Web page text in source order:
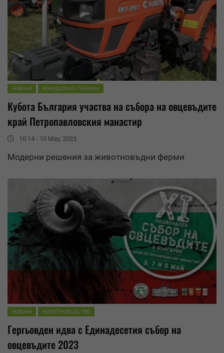
НОВИНИ ЗЕМЕДЕЛСКА ТЕХНИКА
Кубота България участва на събора на овцевъдите
край Петропавловския манастир
10:14 - 10 May, 2023
Модерни решения за животновъдни ферми
НОВИНИ ЖИВОТНОВЪДСТВО
Гергьовден идва с Единадесетия събор на
овцевъдите 2023